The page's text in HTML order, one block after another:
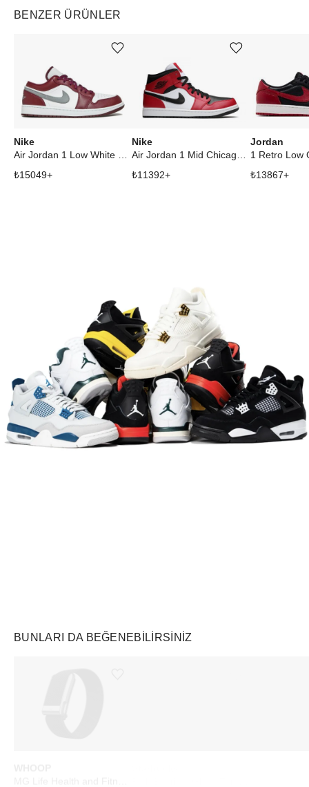
BENZER ÜRÜNLER
Nike
₺15049+
Ürünü istek listesine ekle veya listeden çıkar
Nike
₺11392+
Ürünü istek listesine ekle veya listeden çıkar
Jordan
1 Retro Low
₺13867+
BUNLARI DA BEĞENEBILIRSINIZ